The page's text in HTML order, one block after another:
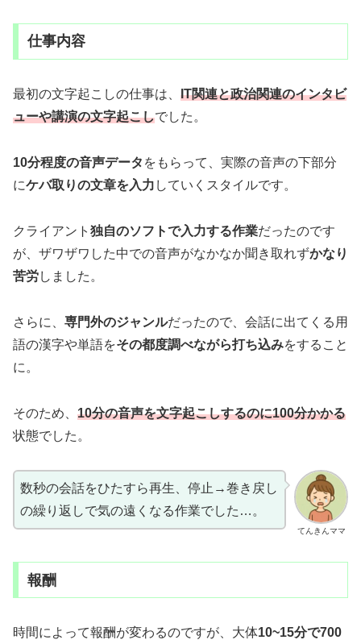
仕事内容
最初の文字起こしの仕事は、 IT関連と政治関連のインタビ
ューや講演の文字起こしでした。
10分程度の音声データ をもらって、実際の音声の下部分
にケバ取りの文章を入力 していくスタイルです。
クライアント 独自のソフトで入力する作業だったのです
が、ザワザワした中での音声がなかなか聞き取れずかなり
苦労しました。
さらに、 専門外のジャンルだったので、会話に出てくる用
語の漢字や単語をその都度調べながら打ち込みをすること
に。
そのため、 10分の音声を文字起こしするのに100分かかる
状態でした。
てんきんママ
数秒の会話をひたすら再生、停止→巻き戻し
の繰り返しで気の遠くなる作業でした…。
報酬
時間によって報酬が変わるのですが、大体10~15分で700